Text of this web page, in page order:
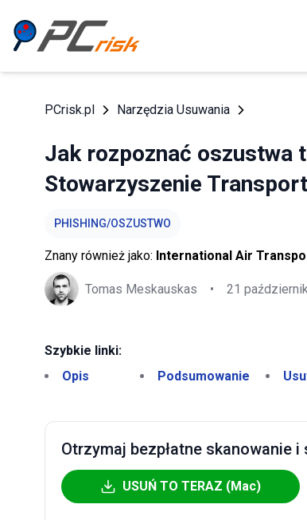
PCrisk.pl Narzędzia Usuwania
Jak rozpoznać oszustwa
Stowarzyszenie
PHISHING/OSZUSTWO
Znany również jako: International Air
Tomas Meskauskas • 21
Szybkie linki:
Opis
Podsumowanie
Otrzymaj bezpłatne skanowanie
USUŃ TO TERAZ (Mac)